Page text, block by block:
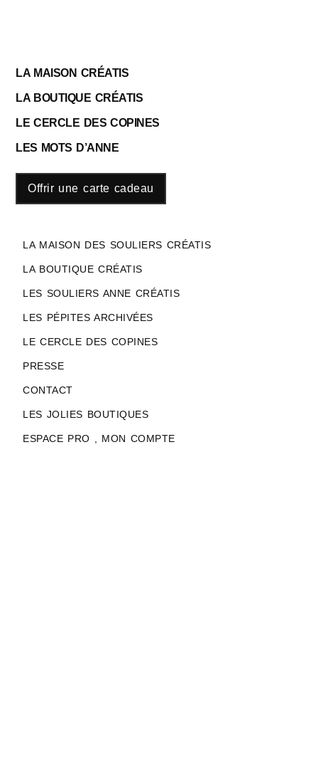
LA MAISON CRÉATIS
LA BOUTIQUE CRÉATIS
LE CERCLE DES COPINES
LES MOTS D’ANNE
Offrir une carte cadeau
LA MAISON DES SOULIERS CRÉATIS
LA BOUTIQUE CRÉATIS
LES SOULIERS ANNE CRÉATIS
LES PÉPITES ARCHIVÉES
LE CERCLE DES COPINES
PRESSE
CONTACT
LES JOLIES BOUTIQUES
ESPACE PRO , MON COMPTE